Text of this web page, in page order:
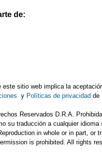
de:
este sitio web implica la
y Políticas de privacidad de
Reservados D.R.A.
su traducción a cualquier idioma
in whole or in part, or
is prohibited. All rights